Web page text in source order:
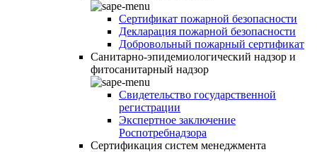
Сертификат пожарной безопасности
Декларация пожарной безопасности
Добровольный пожарный сертификат
Санитарно-эпидемиологический надзор и
фитосанитарный надзор
Свидетельство государственной
регистрации
Экспертное заключение
Роспотребнадзора
Сертификация систем менеджмента